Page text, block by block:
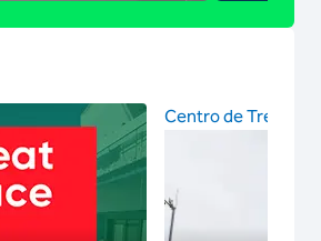
Centro de